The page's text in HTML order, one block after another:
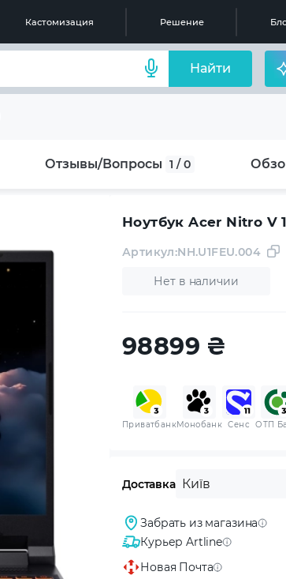
Кастомизация Решение
Найти
Отзывы/Вопросы 1 / 0
Ноутбук Acer Nitro V
Нет в наличии
Артикул:NH.U1FEU.004
98899 ₴
ПриватбанкМонобанк Сенс ОТП
Доставка Київ
Забрать из магазина
Курьер Artline
Новая Почта